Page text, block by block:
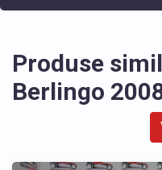
Produse
Berlingo